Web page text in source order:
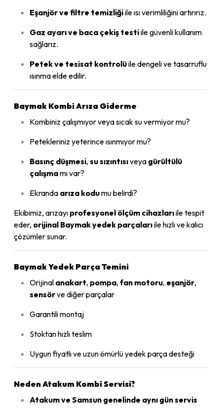
Eşanjör ve filtre temizliğiile ısı verimliliğini artırırız.
Gaz ayarı ve baca çekiş testiile güvenli kullanım
sağlarız.
Petek ve tesisat kontrolüile dengeli ve tasarruflu
ısınma elde edilir.
Baymak Kombi Arıza Giderme
Kombiniz çalışmıyor veya sıcak su vermiyor mu?
Petekleriniz yeterince ısınmıyor mu?
Basınç düşmesi, su sızıntısıveya gürültülü
çalışmamı var?
Ekranda arıza kodumu belirdi?
Ekibimiz, arızayı profesyonel ölçüm cihazlarıile tespit
eder, orijinal Baymak yedek parçalarıile hızlı ve kalıcı
çözümler sunar.
Baymak Yedek Parça Temini
Orijinal anakart, pompa, fan motoru, eşanjör,
sensörve diğer parçalar
Garantili montaj
Stoktan hızlı teslim
Uygun fiyatlı ve uzun ömürlü yedek parça desteği
Neden Atakum Kombi Servisi?
Atakum ve Samsun genelinde aynı gün servis